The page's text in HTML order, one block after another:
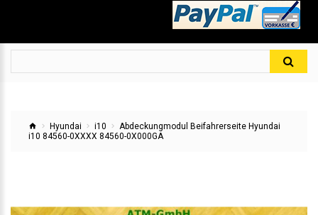
Hyundai i10
Abdeckungmodul Beifahrerseite Hyundai
i10 84560-0XXXX 84560-0X000GA